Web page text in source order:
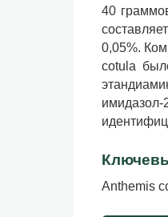
40
0,05%.
cotula
Anthemis